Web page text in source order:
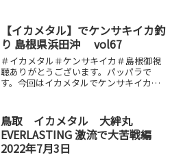
【イカメタル】でケンサキイカ釣
り 島根県浜田沖 vol67
＃イカメタル＃ケンサキイカ＃島根御視
聴ありがとうございます。パッパラで
す。今回はイカメタルでケンサキイカ狙
鳥取 イカメタル 大絆丸
EVERLASTING 激流で大苦戦編
2022年7月3日